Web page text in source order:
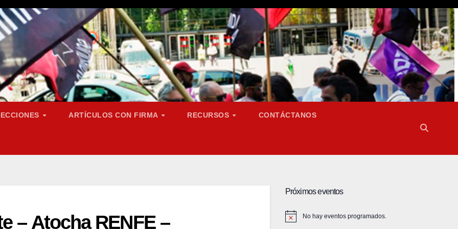
ARTÍCULOS CON FIRMA RECURSOS CONTÁCTANOS
– Atocha RENFE –
Próximos eventos
No hay eventos programados.